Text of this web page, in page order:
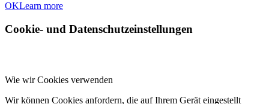
OKLearn more
Cookie- und Datenschutzeinstellungen
Wie wir Cookies verwenden
Wir können Cookies anfordern, die auf Ihrem Gerät eingestellt